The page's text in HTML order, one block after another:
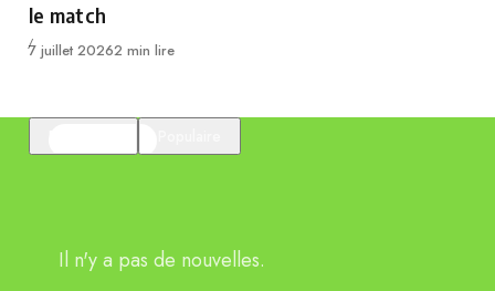
le match
Publié
7 juillet 20262 min lire
Il n'y a pas de nouvelles.